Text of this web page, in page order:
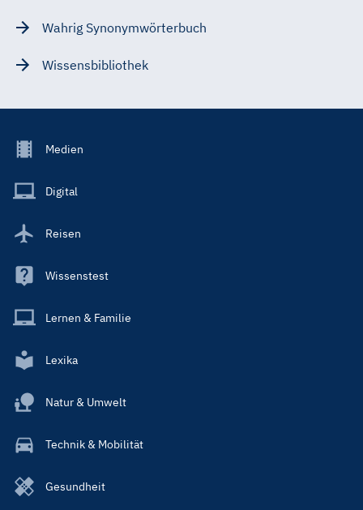
Wahrig Synonymwörterbuch
Wissensbibliothek
Footer
Main
Medien
Digital
Reisen
Wissenstest
Lernen & Familie
Lexika
Natur & Umwelt
Technik & Mobilität
Gesundheit